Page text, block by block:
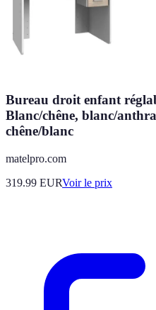
Bureau droit enfant
Blanc/chêne, blanc/
chêne/blanc
matelpro.com
319.99 EURVoir le prix